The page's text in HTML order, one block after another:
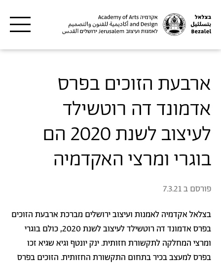
ארבעת הזוכים בפרס
אדמונד דה רוטשילד
לעיצוב לשנת 2020 הם
בוגרי ומרצי האקדמיה
פורסם ב7.3.21
בצלאל אקדמיה לאמנות ועיצוב ירושלים מברכת ארבעת הזוכים
בפרס אדמונד דה רוטשילד לעיצוב לשנת 2020, כולם בוגרי
ומרצי המחלקה לתקשורת חזותית. ינק יונטף וגיא שגיא זכו
בפרס למעצב בכיר בתחום התקשורת החזותית. הזוכים בפרס